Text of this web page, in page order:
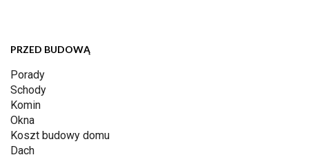
PRZED BUDOWĄ
Porady
Schody
Komin
Okna
Koszt budowy domu
Dach